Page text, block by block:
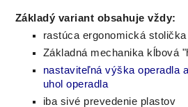
Základý variant obsahuje vždy:
rastúca ergonomická stolička
Základná mechanika kĺbová
nastaviteľná výška operadla
uhol operadla
iba sivé prevedenie plastov